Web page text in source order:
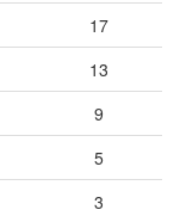
17
13
9
5
3